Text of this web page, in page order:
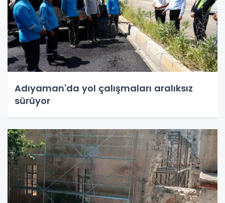
Adıyaman'da yol çalışmaları aralıksız
sürüyor